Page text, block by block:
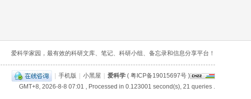
爱科学家园，最有效的科研文库、笔记、科研小组、备忘录和信息分享平台！
| 手机版 | 小黑屋 | 爱科学 ( 粤ICP备19015697号 )
GMT+8, 2026-8-8 07:01 , Processed in 0.123001 second(s), 21 queries .